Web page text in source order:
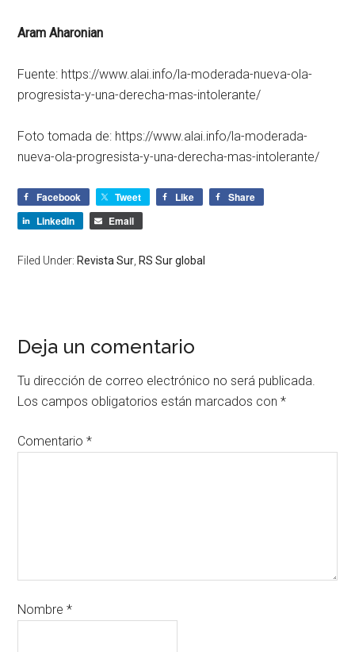
Aram Aharonian
Fuente: https://www.alai.info/la-moderada-nueva-ola-
progresista-y-una-derecha-mas-intolerante/
Foto tomada de: https://www.alai.info/la-moderada-
nueva-ola-progresista-y-una-derecha-mas-intolerante/
Facebook Tweet Like
Share
LinkedIn
Email
Filed Under: Revista Sur RS Sur global
Deja un comentario
Tu dirección de correo electrónico no será publicada.
Los campos obligatorios están marcados con*
Comentario*
Nombre*